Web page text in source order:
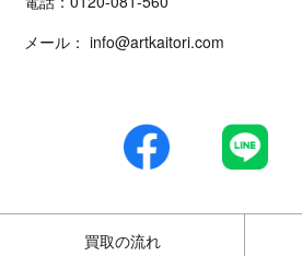
メール： info@artkaitori.com
買取の流れ